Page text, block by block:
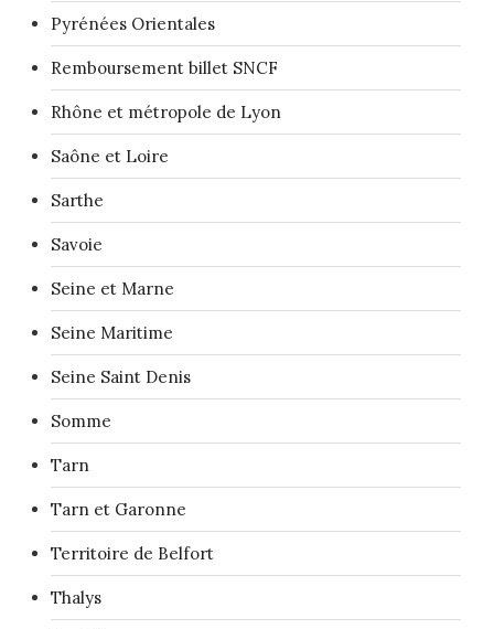
Pyrénées Orientales
Remboursement billet SNCF
Rhône et métropole de Lyon
Saône et Loire
Sarthe
Savoie
Seine et Marne
Seine Maritime
Seine Saint Denis
Somme
Tarn
Tarn et Garonne
Territoire de Belfort
Thalys